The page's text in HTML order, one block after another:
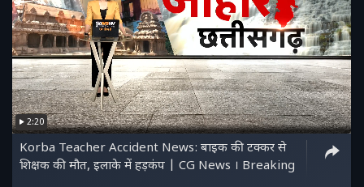
2:20
Korba Teacher Accident News: बाइक की टक्कर से
शिक्षक की मौत, इलाके में हड़कंप | CG News । Breaking